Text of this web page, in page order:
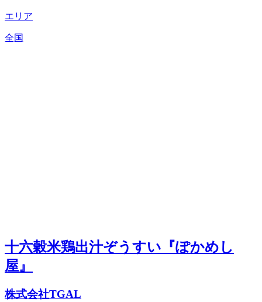
エリア
全国
十六穀米鶏出汁ぞうすい『ぽかめし
屋』
株式会社TGAL